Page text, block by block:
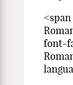
font-